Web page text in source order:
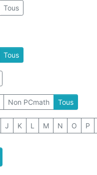
Tous
Tous
Non PCmath Tous
J K L M N O P